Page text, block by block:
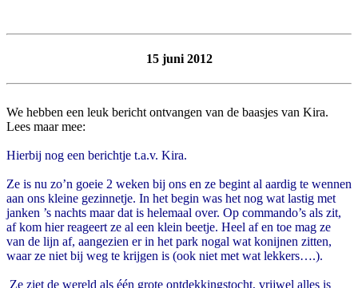
15 juni 2012
We hebben een leuk bericht ontvangen van de baasjes van Kira.
Lees maar mee:
Hierbij nog een berichtje t.a.v. Kira.
Ze is nu zo’n goeie 2 weken bij ons en ze begint al aardig te wennen
aan ons kleine gezinnetje. In het begin was het nog wat lastig met
janken ’s nachts maar dat is helemaal over. Op commando’s als zit,
af kom hier reageert ze al een klein beetje. Heel af en toe mag ze
van de lijn af, aangezien er in het park nogal wat konijnen zitten,
waar ze niet bij weg te krijgen is (ook niet met wat lekkers….).
Ze ziet de wereld als één grote ontdekkingstocht, vrijwel alles is